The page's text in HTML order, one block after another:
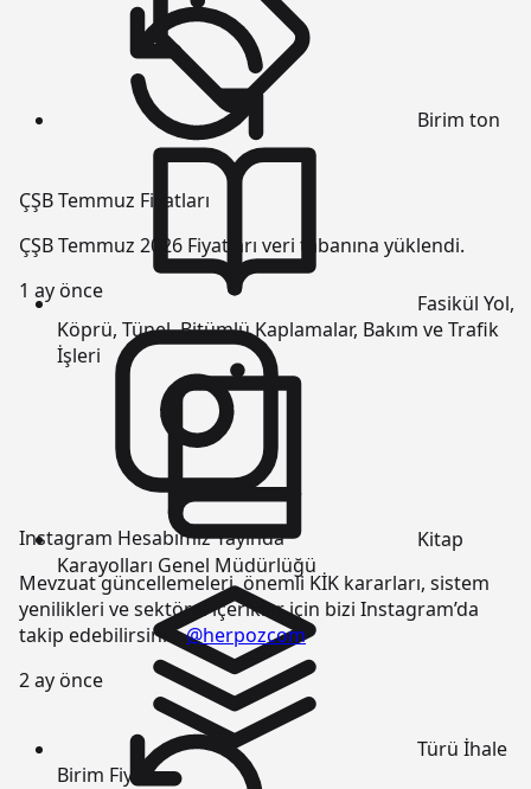
ÇŞB Temmuz Fiyatları
ÇŞB Temmuz 2026 Fiyatları veri tabanına yüklendi.
1 ay önce
Instagram Hesabımız Yayında
Mevzuat güncellemeleri, önemli KİK kararları, sistem
yenilikleri ve sektörel içerikler için bizi Instagram’da
takip edebilirsiniz:@herpozcom
2 ay önce
Birim ton
Fasikül Yol,
Köprü, Tünel, Bitümlü Kaplamalar, Bakım ve Trafik
İşleri
Kitap
Karayolları Genel Müdürlüğü
Türü İhale
Birim Fiyatı